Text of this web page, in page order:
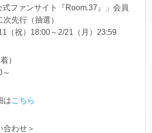
ファンサイト『Room.37』」会員
先行（抽選）
（祝）18:00～2/21（月）23:59
）
はこちら
合わせ＞